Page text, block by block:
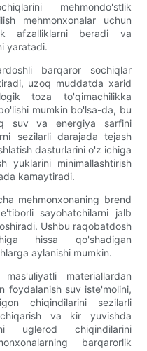
mehmondo'stlik
mehmonxonalar uchun
afzalliklarni beradi va
yaratadi.
barqaror sochiqlar
uzoq muddatda xarid
toza to'qimachilikka
mumkin bo'lsa-da, bu
suv va energiya sarfini
sezilarli darajada tejash
dasturlarini o'z ichiga
yuklarini minimallashtirish
kamaytiradi.
mehmonxonaning brend
sayohatchilarni jalb
Ushbu raqobatdosh
hissa qo'shadigan
aylanishi mumkin.
materiallardan
foydalanish suv iste'molini,
chiqindilarini sezilarli
va kir yuvishda
uglerod chiqindilarini
barqarorlik